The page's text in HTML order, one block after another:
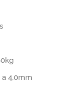
a 4,0mm